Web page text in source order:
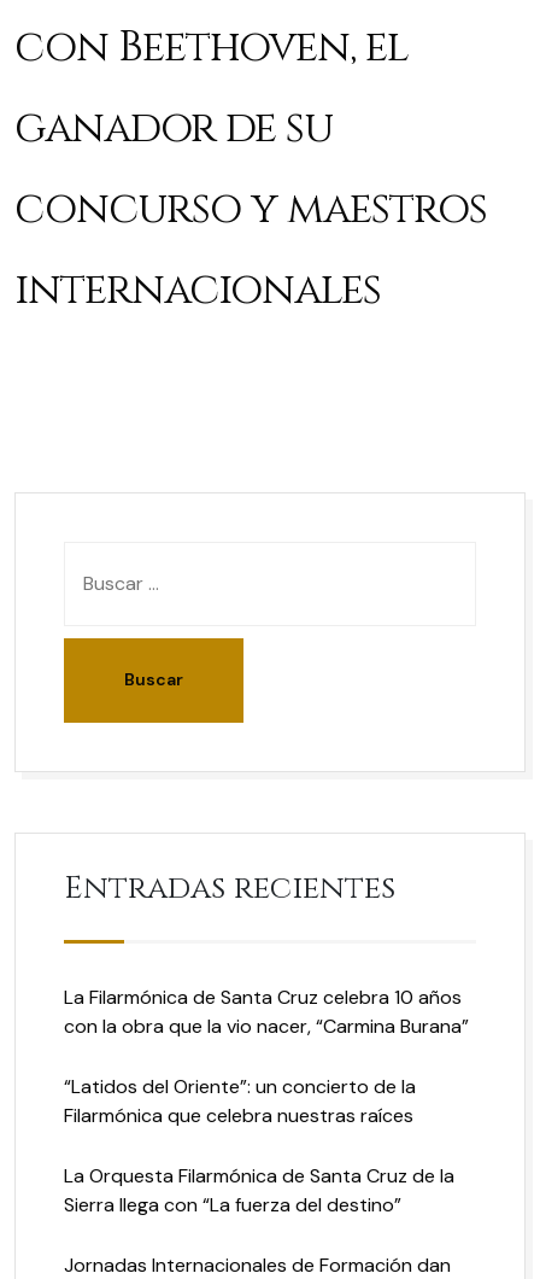
con Beethoven, el
ganador de su
concurso y maestros
internacionales
Entradas recientes
La Filarmónica de Santa Cruz celebra 10 años
con la obra que la vio nacer, “Carmina Burana”
“Latidos del Oriente”: un concierto de la
Filarmónica que celebra nuestras raíces
La Orquesta Filarmónica de Santa Cruz de la
Sierra llega con “La fuerza del destino”
Jornadas Internacionales de Formación dan